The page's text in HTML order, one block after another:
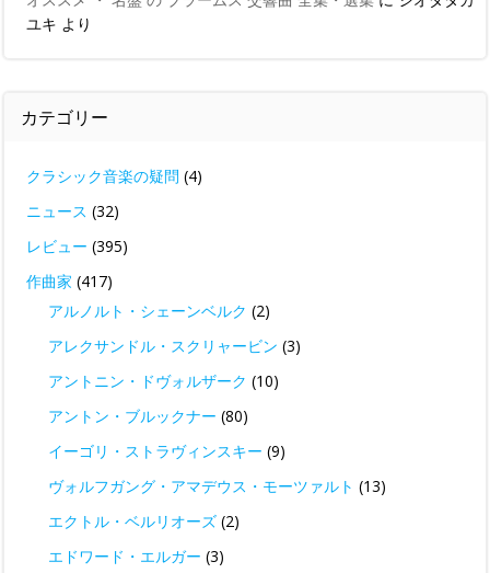
ユキ より
カテゴリー
クラシック音楽の疑問 (4)
ニュース (32)
レビュー (395)
作曲家 (417)
アルノルト・シェーンベルク (2)
アレクサンドル・スクリャービン (3)
アントニン・ドヴォルザーク (10)
アントン・ブルックナー (80)
イーゴリ・ストラヴィンスキー (9)
ヴォルフガング・アマデウス・モーツァルト (13)
エクトル・ベルリオーズ (2)
エドワード・エルガー (3)